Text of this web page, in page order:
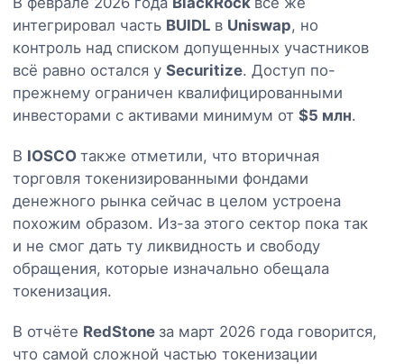
интегрировал часть BUIDL в Uniswap, но
контроль над списком допущенных участников
всё равно остался у Securitize. Доступ по-
прежнему ограничен квалифицированными
инвесторами с активами минимум от $5 млн.
В IOSCO также отметили, что вторичная
торговля токенизированными фондами
денежного рынка сейчас в целом устроена
похожим образом. Из-за этого сектор пока так
и не смог дать ту ликвидность и свободу
обращения, которые изначально обещала
токенизация.
В отчёте RedStone за март 2026 года говорится,
что самой сложной частью токенизации